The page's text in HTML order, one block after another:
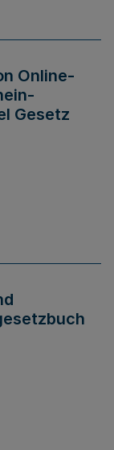
Online-
Gesetz